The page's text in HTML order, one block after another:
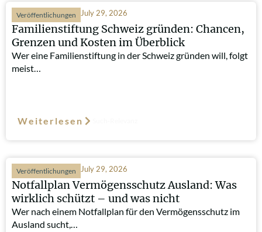
Veröffentlichungen July 29, 2026
Familienstiftung Schweiz gründen: Chancen,
Grenzen und Kosten im Überblick
Wer eine Familienstiftung in der Schweiz gründen will, folgt
meist…
Weiterlesen
Veröffentlichungen July 29, 2026
Notfallplan Vermögensschutz Ausland: Was
wirklich schützt – und was nicht
Wer nach einem Notfallplan für den Vermögensschutz im
Ausland sucht,…